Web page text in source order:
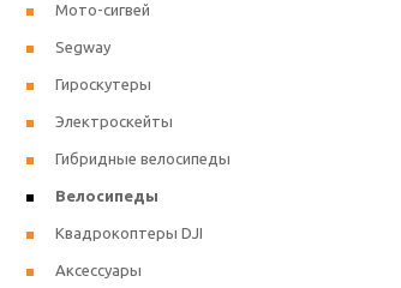
Мото-сигвей
Segway
Гироскутеры
Электроскейты
Гибридные велосипеды
Велосипеды
Квадрокоптеры DJI
Аксессуары